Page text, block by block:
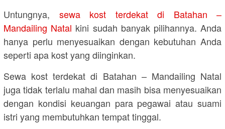
Untungnya, sewa kost terdekat di Batahan –
Mandailing Natal kini sudah banyak pilihannya. Anda
hanya perlu menyesuaikan dengan kebutuhan Anda
seperti apa kost yang diinginkan.
Sewa kost terdekat di Batahan – Mandailing Natal
juga tidak terlalu mahal dan masih bisa menyesuaikan
dengan kondisi keuangan para pegawai atau suami
istri yang membutuhkan tempat tinggal.